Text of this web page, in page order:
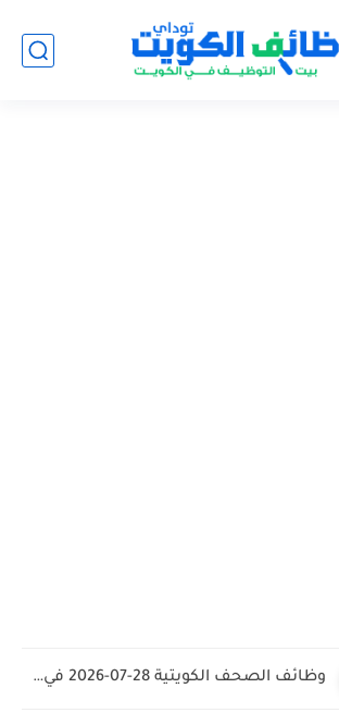
وظائف الكويت اليوم بتاريخ 28-07-2026 للأجانب والمواطنين في مختلف التخصصات